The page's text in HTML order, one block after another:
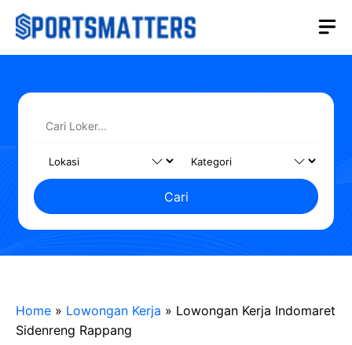
Langsung
Cari
Home » Lowongan Kerja » Lowongan Kerja Indomaret
Sidenreng Rappang